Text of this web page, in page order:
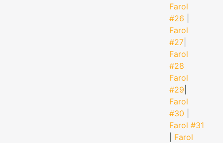
Farol
#26
Farol
#27
Farol
#28
Farol
#29
Farol
#30
Farol #31
Farol